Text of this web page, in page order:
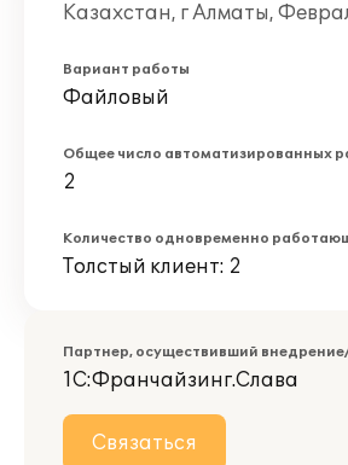
Казахстан, г Алматы,
Вариант работы
Файловый
Общее число автоматизированных
2
Количество одновременно
Толстый клиент: 2
Партнер, осуществивший
1С:Франчайзинг.Слава
Связаться